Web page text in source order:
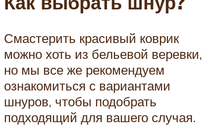
Смастерить красивый коврик
можно хоть из бельевой веревки,
но мы все же рекомендуем
ознакомиться с вариантами
шнуров, чтобы подобрать
подходящий для вашего случая.